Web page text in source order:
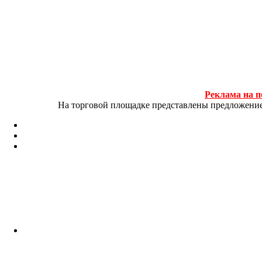
Реклама на
На торговой площадке представлены